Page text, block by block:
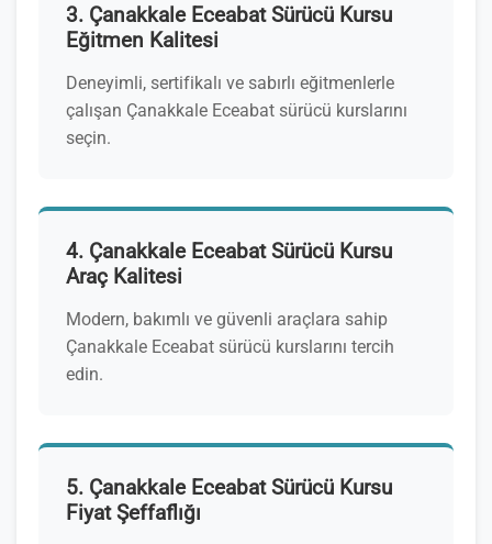
3. Çanakkale Eceabat Sürücü Kursu
Eğitmen Kalitesi
Deneyimli, sertifikalı ve sabırlı eğitmenlerle
çalışan Çanakkale Eceabat sürücü kurslarını
seçin.
4. Çanakkale Eceabat Sürücü Kursu
Araç Kalitesi
Modern, bakımlı ve güvenli araçlara sahip
Çanakkale Eceabat sürücü kurslarını tercih
edin.
5. Çanakkale Eceabat Sürücü Kursu
Fiyat Şeffaflığı